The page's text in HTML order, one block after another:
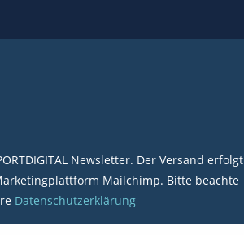
Newsletter. Der Versand erfolgt
Mailchimp. Bitte beachte
Datenschutzerklärung